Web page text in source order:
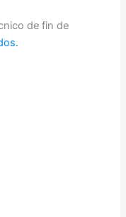
de fin de